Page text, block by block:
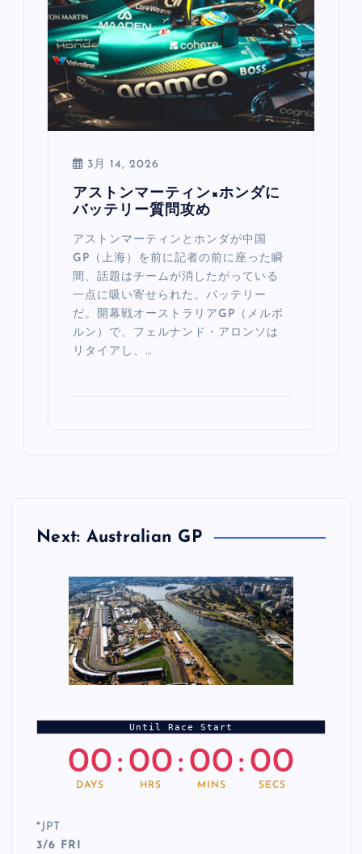
3月 14, 2026
アストンマーティン×ホンダに
バッテリー質問攻め
アストンマーティンとホンダが中国
GP（上海）を前に記者の前に座った瞬
間、話題はチームが消したがっている
一点に吸い寄せられた。バッテリー
だ。開幕戦オーストラリアGP（メルボ
ルン）で、フェルナンド・アロンソは
リタイアし、…
Next: Australian GP
Until Race Start
00
DAYS
: 00
HRS
: 00
MINS
: 00
SECS
* JPT
3/6 FRI